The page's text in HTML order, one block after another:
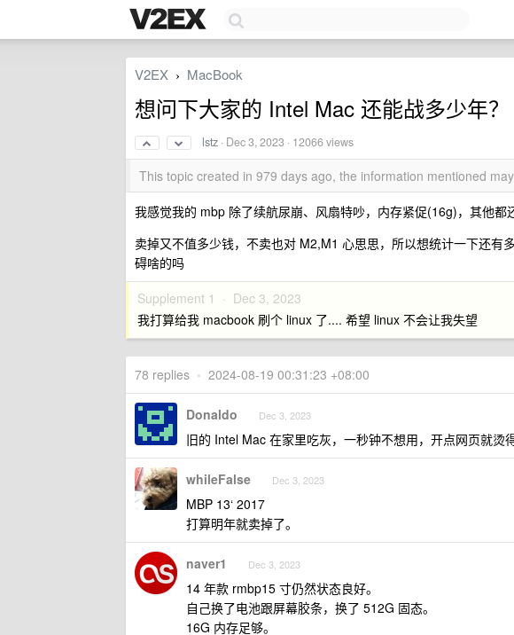
V2EX › MacBook
想问下大家的 Intel Mac 还能战多少年？
lstz · Dec 3, 2023 · 12066 views
This topic created in 979 days ago, the information mentioned
我感觉我的 mbp 除了续航尿崩、风扇特吵，内存紧促(16g)，其他都
卖掉又不值多少钱，不卖也对 M2,M1 心思思，所以想统计一下还有
碍啥的吗
Supplement 1 · Dec 3, 2023
我打算给我 macbook 刷个 linux 了.... 希望 linux 不会让我失望
78 replies • 2024-08-19 00:31:23 +08:00
Donaldo Dec 3, 2023
旧的 Intel Mac 在家里吃灰，一秒钟不想用，开点网页就烫
whileFalse Dec 3, 2023
MBP 13‘ 2017
打算明年就卖掉了。
naver1 Dec 3, 2023
14 年款 rmbp15 寸仍然状态良好。
自己换了电池跟屏幕胶条，换了 512G 固态。
16G 内存足够。